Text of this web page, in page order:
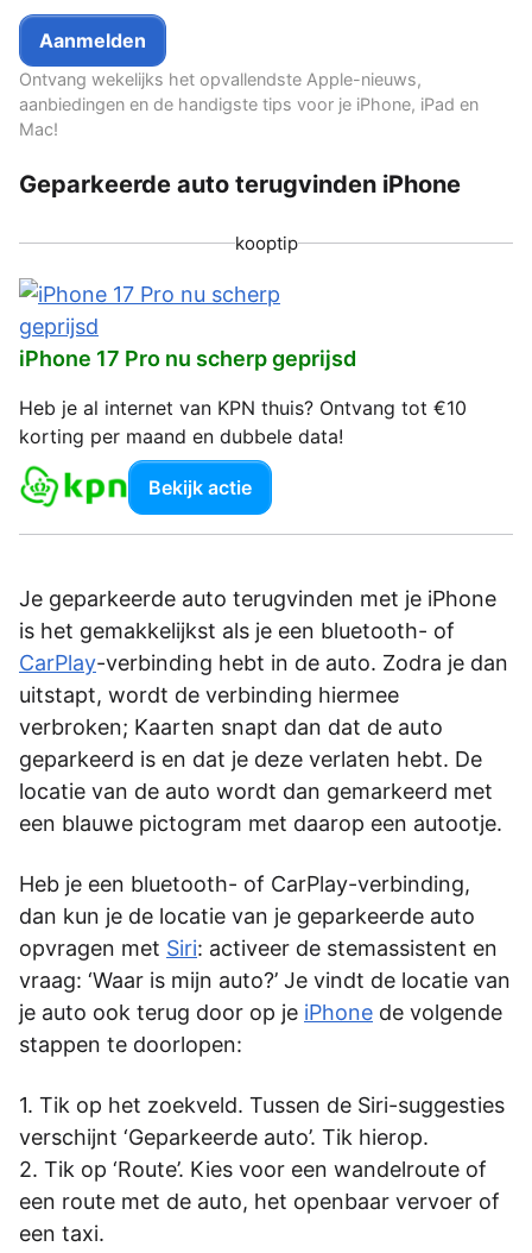
Ontvang wekelijks het opvallendste Apple-nieuws,
aanbiedingen en de handigste tips voor je iPhone, iPad en
Mac!
Geparkeerde auto terugvinden iPhone
kooptip
iPhone 17 Pro nu scherp geprijsd
Heb je al internet van KPN thuis? Ontvang tot €10
korting per maand en dubbele data!
Bekijk actie
Je geparkeerde auto terugvinden met je iPhone
is het gemakkelijkst als je een bluetooth- of
CarPlay-verbinding hebt in de auto. Zodra je dan
uitstapt, wordt de verbinding hiermee
verbroken; Kaarten snapt dan dat de auto
geparkeerd is en dat je deze verlaten hebt. De
locatie van de auto wordt dan gemarkeerd met
een blauwe pictogram met daarop een autootje.
Heb je een bluetooth- of CarPlay-verbinding,
dan kun je de locatie van je geparkeerde auto
opvragen met Siri: activeer de stemassistent en
vraag: ‘Waar is mijn auto?’ Je vindt de locatie van
je auto ook terug door op je iPhone de volgende
stappen te doorlopen:
Tik op het zoekveld. Tussen de Siri-suggesties
verschijnt ‘Geparkeerde auto’. Tik hierop.
Tik op ‘Route’. Kies voor een wandelroute of
een route met de auto, het openbaar vervoer of
een taxi.